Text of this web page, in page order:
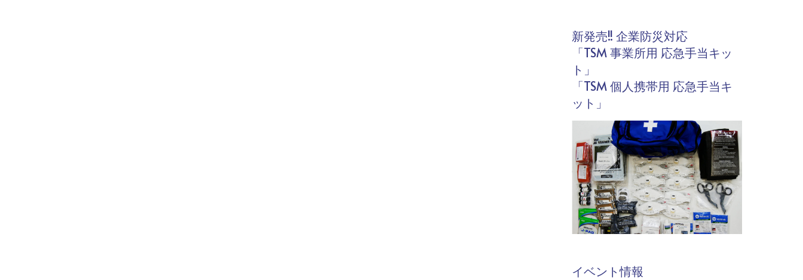
新発売!! 企業防災対応
「TSM 事業所用 応急手当キッ
ト」
「TSM 個人携帯用 応急手当キ
ット」
イベント情報